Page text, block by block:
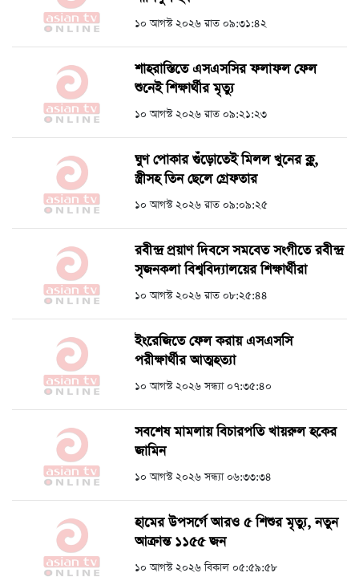
১০ আগস্ট ২০২৬ রাত ০৯:৩১:৪২
শাহরাস্তিতে এসএসসির ফলাফল ফেল
শুনেই শিক্ষার্থীর মৃত্যু
১০ আগস্ট ২০২৬ রাত ০৯:২১:২৩
ঘুণ পোকার গুঁড়োতেই মিলল খুনের ক্লু,
স্ত্রীসহ তিন ছেলে গ্রেফতার
১০ আগস্ট ২০২৬ রাত ০৯:০৯:২৫
রবীন্দ্র প্রয়াণ দিবসে সমবেত সংগীতে রবীন্দ্র
সৃজনকলা বিশ্ববিদ্যালয়ের শিক্ষার্থীরা
১০ আগস্ট ২০২৬ রাত ০৮:২৫:৪৪
ইংরেজিতে ফেল করায় এসএসসি
পরীক্ষার্থীর আত্মহত্যা
১০ আগস্ট ২০২৬ সন্ধ্যা ০৭:৩৫:৪০
সবশেষ মামলায় বিচারপতি খায়রুল হকের
জামিন
১০ আগস্ট ২০২৬ সন্ধ্যা ০৬:৩৩:৩৪
হামের উপসর্গে আরও ৫ শিশুর মৃত্যু, নতুন
আক্রান্ত ১১৫৫ জন
১০ আগস্ট ২০২৬ বিকাল ০৫:৫৯:৫৮